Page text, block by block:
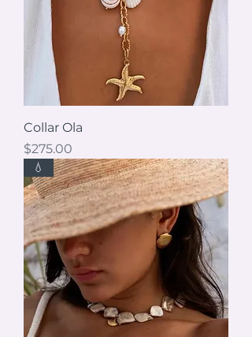
Collar Ola
Precio
$275.00
💧